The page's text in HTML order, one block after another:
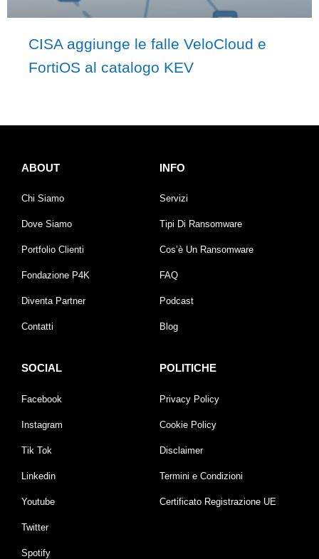
CISA aggiunge le falle VeloCloud e
FortiOS al catalogo KEV
ABOUT
Chi Siamo
Dove Siamo
Portfolio Clienti
Fondazione P4K
Diventa Partner
Contatti
INFO
Servizi
Tipi Di Ransomware
Cos’è Un Ransomware
FAQ
Podcast
Blog
SOCIAL
Facebook
Instagram
Tik Tok
Linkedin
Youtube
Twitter
Spotify
POLITICHE
Privacy Policy
Cookie Policy
Disclaimer
Termini e Condizioni
Certificato Registrazione UE